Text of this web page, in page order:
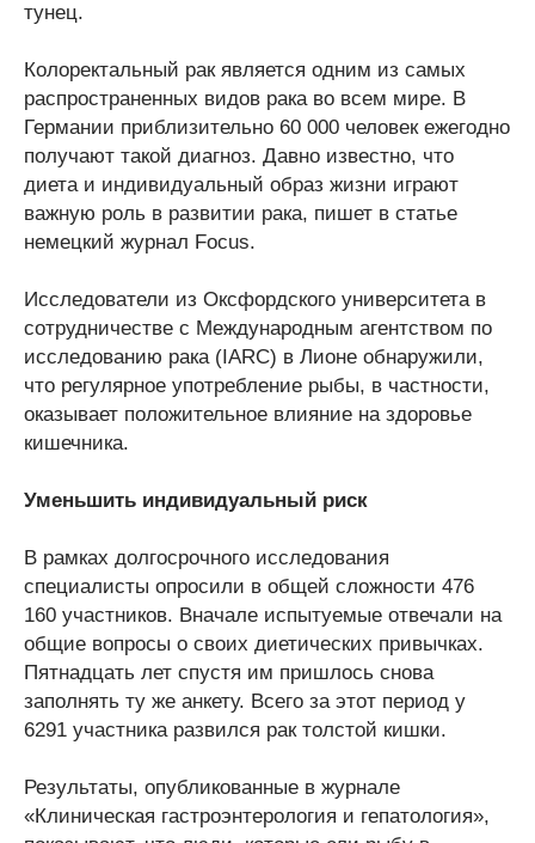
тунец.
Колоректальный рак является одним из самых
распространенных видов рака во всем мире. В
Германии приблизительно 60 000 человек ежегодно
получают такой диагноз. Давно известно, что
диета и индивидуальный образ жизни играют
важную роль в развитии рака, пишет в статье
немецкий журнал Focus.
Исследователи из Оксфордского университета в
сотрудничестве с Международным агентством по
исследованию рака (IARC) в Лионе обнаружили,
что регулярное употребление рыбы, в частности,
оказывает положительное влияние на здоровье
кишечника.
Уменьшить индивидуальный риск
В рамках долгосрочного исследования
специалисты опросили в общей сложности 476
160 участников. Вначале испытуемые отвечали на
общие вопросы о своих диетических привычках.
Пятнадцать лет спустя им пришлось снова
заполнять ту же анкету. Всего за этот период у
6291 участника развился рак толстой кишки.
Результаты, опубликованные в журнале
«Клиническая гастроэнтерология и гепатология»,